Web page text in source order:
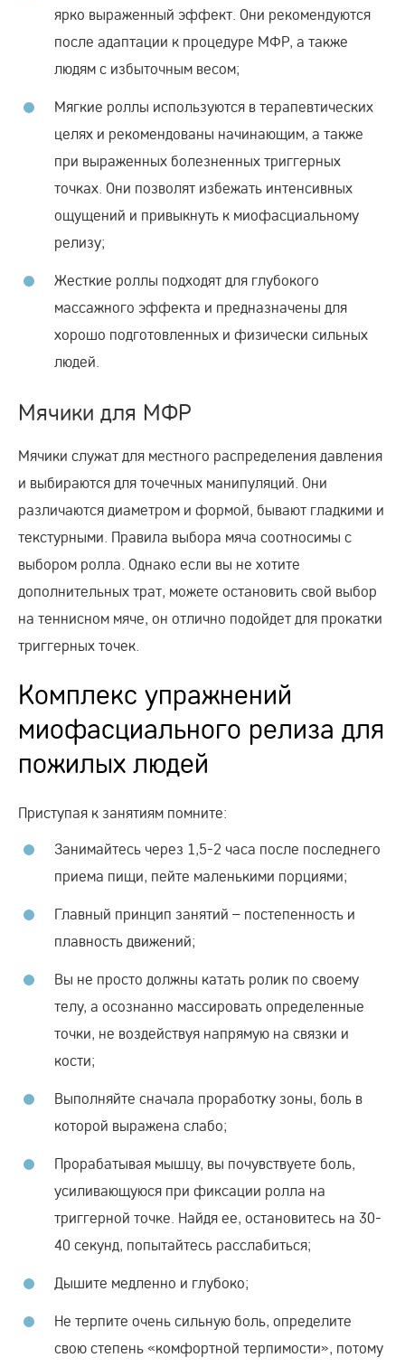
ярко выраженный эффект. Они рекомендуются
после адаптации к процедуре МФР, а также
людям с избыточным весом;
Мягкие роллы используются в терапевтических
целях и рекомендованы начинающим, а также
при выраженных болезненных триггерных
точках. Они позволят избежать интенсивных
ощущений и привыкнуть к миофасциальному
релизу;
Жесткие роллы подходят для глубокого
массажного эффекта и предназначены для
хорошо подготовленных и физически сильных
людей.
Мячики для МФР
Мячики служат для местного распределения давления
и выбираются для точечных манипуляций. Они
различаются диаметром и формой, бывают гладкими и
текстурными. Правила выбора мяча соотносимы с
выбором ролла. Однако если вы не хотите
дополнительных трат, можете остановить свой выбор
на теннисном мяче, он отлично подойдет для прокатки
триггерных точек.
Комплекс упражнений
миофасциального релиза для
пожилых людей
Приступая к занятиям помните:
Занимайтесь через 1,5-2 часа после последнего
приема пищи, пейте маленькими порциями;
Главный принцип занятий – постепенность и
плавность движений;
Вы не просто должны катать ролик по своему
телу, а осознанно массировать определенные
точки, не воздействуя напрямую на связки и
кости;
Выполняйте сначала проработку зоны, боль в
которой выражена слабо;
Прорабатывая мышцу, вы почувствуете боль,
усиливающуюся при фиксации ролла на
триггерной точке. Найдя ее, остановитесь на 30-
40 секунд, попытайтесь расслабиться;
Дышите медленно и глубоко;
Не терпите очень сильную боль, определите
свою степень «комфортной терпимости», потому